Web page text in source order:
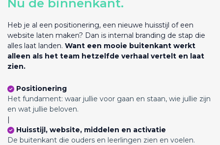
Nu de binnenkant.
Heb je al een positionering, een nieuwe huisstijl of een
website laten maken? Dan is internal branding de stap die
alles laat landen. Want een mooie buitenkant werkt
alleen als het team hetzelfde verhaal vertelt en laat
zien.
Positionering
Het fundament: waar jullie voor gaan en staan, wie jullie zijn
en wat jullie beloven.
|
Huisstijl, website, middelen en activatie
De buitenkant die ouders en leerlingen zien en voelen.